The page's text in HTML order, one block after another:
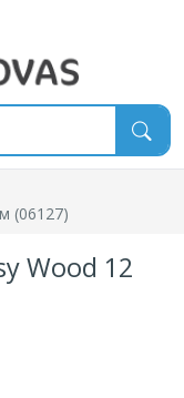
(06127)
Wood 12